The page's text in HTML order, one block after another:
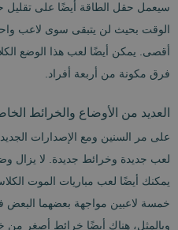
سيعمل حقل الطاقة أيضًا على تقليل
الوقت بحيث لن يتبقى سوى لاعب
أقصى. يمكن أيضًا لعب هذا الوضع
فرق مكونة من أربعة أفراد.
العديد من الأوضاع والخرائط
يمكنك أيضًا لعب مباريات الموت
خمسة لاعبين مواجهة بعضهما